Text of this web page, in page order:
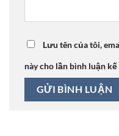
Lưu tên của tôi,
này cho lần bình luận